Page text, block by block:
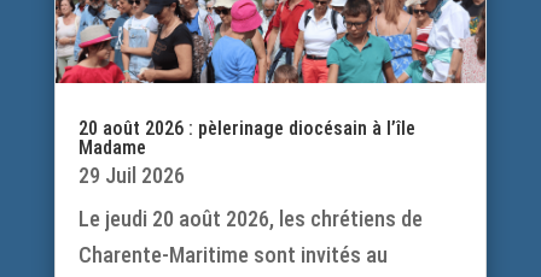
20 août 2026 : pèlerinage diocésain à l’île
Madame
29 Juil 2026
Le jeudi 20 août 2026, les chrétiens de
Charente-Maritime sont invités au